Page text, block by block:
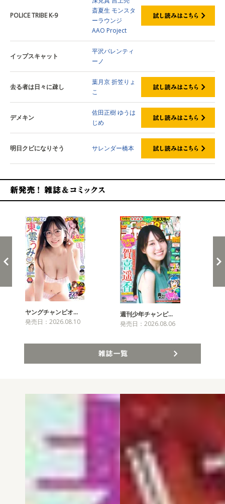
POLICE TRIBE K-9
斎夏生 モンスタ
ーラウンジ
AAO Project
イップスキャット
平沢バレンティ
ーノ
去る者は日々に疎し
葉月京折笠りょ
こ
デメキン
佐田正樹ゆうは
じめ
明日クビになりそう サレンダー橋本
ヤングチャンピオ…
発売日：2026.08.10
週刊少年チャンピ…
発売日：2026.08.06